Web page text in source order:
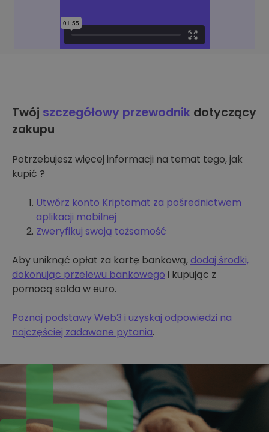
Twój szczegółowy przewodnik dotyczący
zakupu
Potrzebujesz więcej informacji na temat tego, jak
kupić ?
Utwórz konto Kriptomat za pośrednictwem
aplikacji mobilnej
Zweryfikuj swoją tożsamość
Aby uniknąć opłat za kartę bankową,dodaj środki,
dokonując przelewu bankowego i kupując z
pomocą salda w euro.
Poznaj podstawy Web3 i uzyskaj odpowiedzi na
najczęściej zadawane pytania.